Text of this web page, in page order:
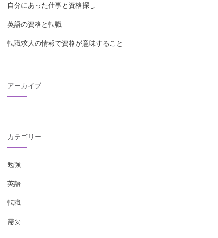
自分にあった仕事と資格探し
英語の資格と転職
転職求人の情報で資格が意味すること
アーカイブ
カテゴリー
勉強
英語
転職
需要